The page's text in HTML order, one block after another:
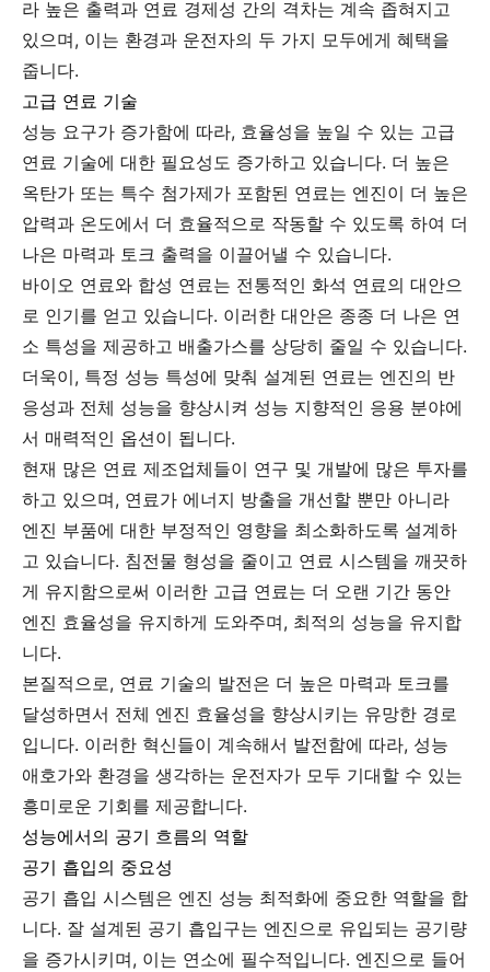
라 높은 출력과 연료 경제성 간의 격차는 계속 좁혀지고
있으며, 이는 환경과 운전자의 두 가지 모두에게 혜택을
줍니다.
고급 연료 기술
성능 요구가 증가함에 따라, 효율성을 높일 수 있는 고급
연료 기술에 대한 필요성도 증가하고 있습니다. 더 높은
옥탄가 또는 특수 첨가제가 포함된 연료는 엔진이 더 높은
압력과 온도에서 더 효율적으로 작동할 수 있도록 하여 더
나은 마력과 토크 출력을 이끌어낼 수 있습니다.
바이오 연료와 합성 연료는 전통적인 화석 연료의 대안으
로 인기를 얻고 있습니다. 이러한 대안은 종종 더 나은 연
소 특성을 제공하고 배출가스를 상당히 줄일 수 있습니다.
더욱이, 특정 성능 특성에 맞춰 설계된 연료는 엔진의 반
응성과 전체 성능을 향상시켜 성능 지향적인 응용 분야에
서 매력적인 옵션이 됩니다.
현재 많은 연료 제조업체들이 연구 및 개발에 많은 투자를
하고 있으며, 연료가 에너지 방출을 개선할 뿐만 아니라
엔진 부품에 대한 부정적인 영향을 최소화하도록 설계하
고 있습니다. 침전물 형성을 줄이고 연료 시스템을 깨끗하
게 유지함으로써 이러한 고급 연료는 더 오랜 기간 동안
엔진 효율성을 유지하게 도와주며, 최적의 성능을 유지합
니다.
본질적으로, 연료 기술의 발전은 더 높은 마력과 토크를
달성하면서 전체 엔진 효율성을 향상시키는 유망한 경로
입니다. 이러한 혁신들이 계속해서 발전함에 따라, 성능
애호가와 환경을 생각하는 운전자가 모두 기대할 수 있는
흥미로운 기회를 제공합니다.
성능에서의 공기 흐름의 역할
공기 흡입의 중요성
공기 흡입 시스템은 엔진 성능 최적화에 중요한 역할을 합
니다. 잘 설계된 공기 흡입구는 엔진으로 유입되는 공기량
을 증가시키며, 이는 연소에 필수적입니다. 엔진으로 들어